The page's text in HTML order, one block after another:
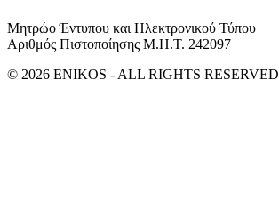
Μητρώο Έντυπου και Ηλεκτρονικού Τύπου
Αριθμός Πιστοποίησης Μ.Η.Τ. 242097
© 2026 ENIKOS - ALL RIGHTS RESERVED